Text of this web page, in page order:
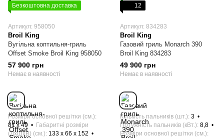
Безкоштовна доставка
Артикул: 958050
Broil King
Вугільна коптильня-гриль
Offset Smoke Broil King 958050
57 900 грн
Немає в наявності
Розміри основної решітки (см.)
81 х 49
Габаритні розміри
(ДхШхВ) (см.) 133 x 66 x 152
12
Артикул: 834283
Broil King
Газовий гриль Monarch 390
Broil King 834283
49 900 грн
Немає в наявності
Кількість пальників (шт.) 3
Потужність пальників (кВт.) 8,8
Розміри основної решітки (см.)